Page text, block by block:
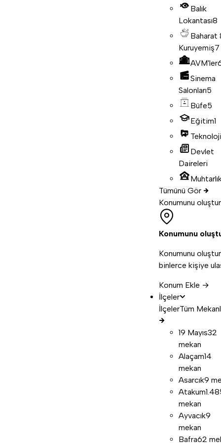
Balık
Lokantası8
Baharat
Kuruyemiş7
AVM'ler
Sinema
Salonları5
Büfe5
Eğitim1
Teknoloji
Devlet
Daireleri
Tümünü Gör
Konumunu oluştur
Konumunu
Konumunu
binlerce kişiye
Konum Ekle →
İlçeler
İlçelerTüm
19 Mayıs32
mekan
Alaçam14
mekan
Asarcık9
Atakum
mekan
Ayvacık9
mekan
Bafra62